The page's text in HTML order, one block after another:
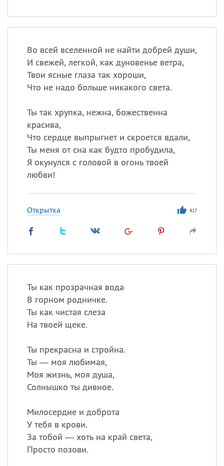
Во всей вселенной не найти добрей души,
И свежей, легкой, как дуновенье ветра,
Твои ясные глаза так хороши,
Что не надо больше никакого света.
Ты так хрупка, нежна, божественна
красива,
Что сердце выпрыгнет и скроется вдали,
Ты меня от сна как будто пробудила,
Я окунулся с головой в огонь твоей
любви!
Открытка 417
Ты как прозрачная вода
В горном родничке.
Ты как чистая слеза
На твоей щеке.
Ты прекрасна и стройна.
Ты — моя любимая,
Моя жизнь, моя душа,
Солнышко ты дивное.
Милосердие и доброта
У тебя в крови.
За тобой — хоть на край света,
Просто позови.